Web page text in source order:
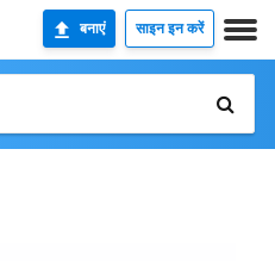
बनाएं साइन इन करें